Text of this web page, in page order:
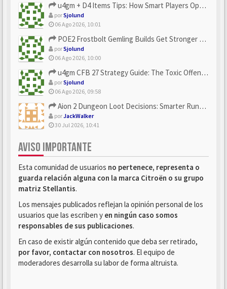
u4gm + D4 Items Tips: How Smart Players Optimize Gear, Build...
porSjolund
06 Ago 2026, 10:01
POE2 Frostbolt Gemling Builds Get Stronger With u4gm’s Ice C...
porSjolund
06 Ago 2026, 10:00
u4gm CFB 27 Strategy Guide: The Toxic Offensive Scheme Your ...
porSjolund
06 Ago 2026, 09:58
Aion 2 Dungeon Loot Decisions: Smarter Runs With U4N
porJackWalker
30 Jul 2026, 10:41
AVISO IMPORTANTE
Esta comunidad de usuarios no pertenece, representa o
guarda relación alguna con la marca Citroën o su grupo
matriz Stellantis.
Los mensajes publicados reflejan la opinión personal de los
usuarios que las escriben y en ningún caso somos
responsables de sus publicaciones.
En caso de existir algún contenido que deba ser retirado,
por favor, contactar con nosotros. El equipo de
moderadores desarrolla su labor de forma altruista.